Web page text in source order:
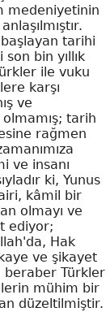
medeniyetinin
başlayan tarihi
bin yıllık
ile vuku
karşı
ve
tarih
rağmen
ve insanı
ki, Yunus
kâmil bir
olmayı ve
ediyor;
Hak
ve şikayet
beraber Türkler
mühim bir
düzeltilmiştir.